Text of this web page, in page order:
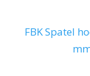
FBK Spatel